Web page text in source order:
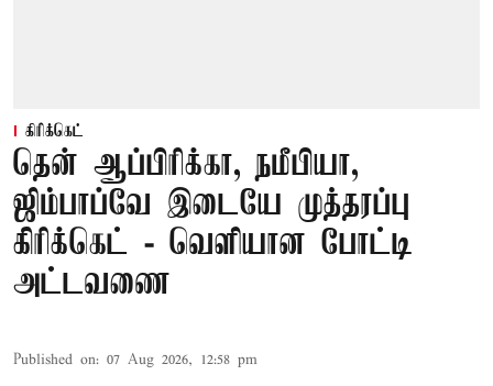
கிரிக்கெட்
தென் ஆப்பிரிக்கா, நமீபியா,
ஜிம்பாப்வே இடையே முத்தரப்பு
கிரிக்கெட் - வெளியான போட்டி
அட்டவணை
Published on: 07 Aug 2026, 12:58 pm